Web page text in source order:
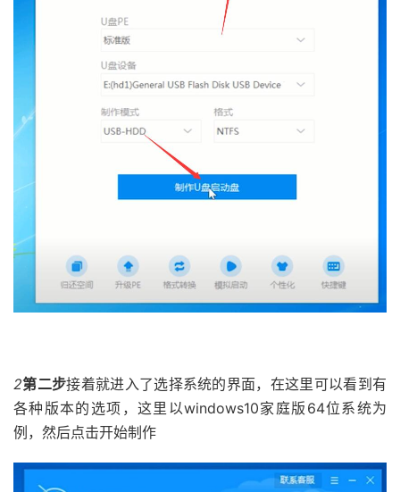
2第二步接着就进入了选择系统的界面，在这里可以看到有
各种版本的选项，这里以windows10家庭版64位系统为
例，然后点击开始制作